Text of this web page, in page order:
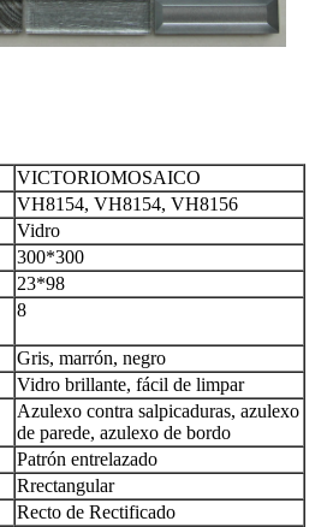
VICTORIOMOSAICO
VH8154, VH8154, VH8156
Vidro
300*300
23*98
8
Gris, marrón, negro
Vidro brillante, fácil de limpar
Azulexo contra salpicaduras, azulexo
de parede, azulexo de bordo
Patrón entrelazado
Rrectangular
Recto de Rectificado